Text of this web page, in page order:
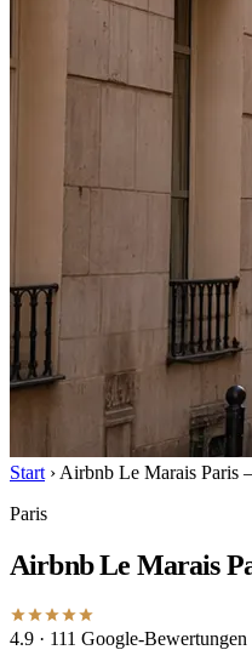
Start › Airbnb Le Marais Paris
Paris
Airbnb Le Marais
4.9 · 111 Google-Bewertungen